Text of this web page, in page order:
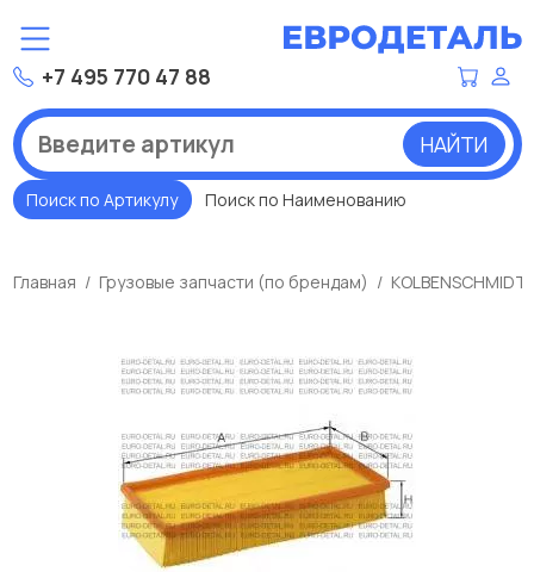
+7 495 770 47 88
НАЙТИ
Поиск по Артикулу Поиск по Наименованию
Главная Грузовые запчасти (по брендам) KOLBENSCHMIDT